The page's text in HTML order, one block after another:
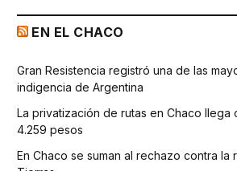
EN EL CHACO
Gran Resistencia registró una de las
indigencia de Argentina
La privatización de rutas en Chaco llega
4.259 pesos
En Chaco se suman al rechazo contra la